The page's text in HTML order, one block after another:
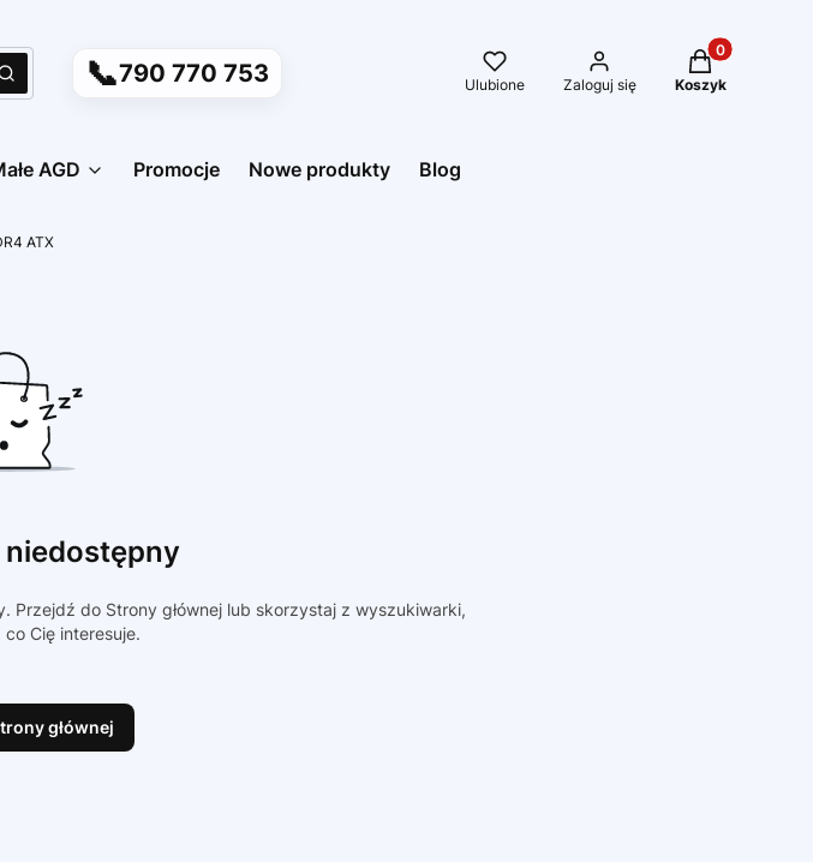
Szukaj 📞790 770 753 Ulubione Zaloguj się
Produkty w
Koszyk
AGD Promocje Nowe produkty Blog
ATX
do Strony głównej lub skorzystaj z wyszukiwarki,
Cię interesuje.
głównej